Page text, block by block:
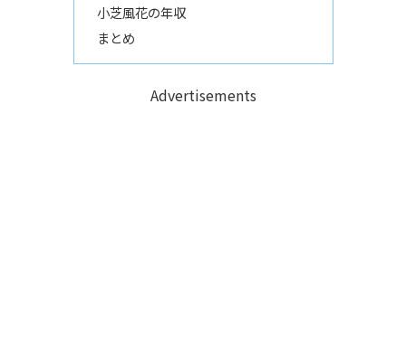
小芝風花の年収
まとめ
Advertisements